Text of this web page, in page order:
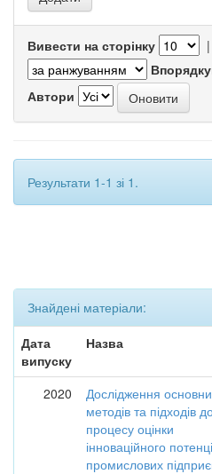
Вивести на сторінку |
Автори
Результати 1-1 зі 1.
Знайдені матеріали:
Дата
випуску
Назва
2020
Дослідження
методів та підходів
процесу оцінки
інноваційного
промислових